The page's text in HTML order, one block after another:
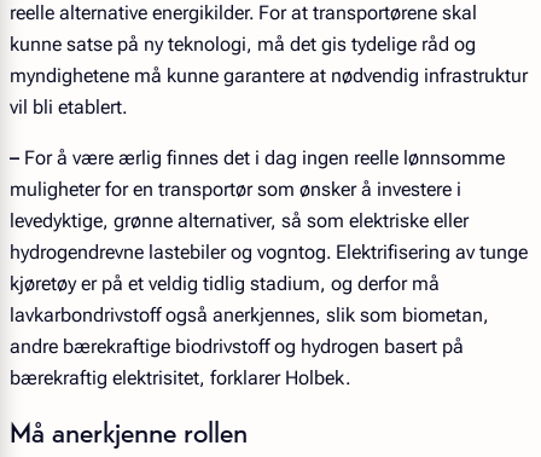
reelle alternative energikilder. For at transportørene skal
kunne satse på ny teknologi, må det gis tydelige råd og
myndighetene må kunne garantere at nødvendig infrastruktur
vil bli etablert.
– For å være ærlig finnes det i dag ingen reelle lønnsomme
muligheter for en transportør som ønsker å investere i
levedyktige, grønne alternativer, så som elektriske eller
hydrogendrevne lastebiler og vogntog. Elektrifisering av tunge
kjøretøy er på et veldig tidlig stadium, og derfor må
lavkarbondrivstoff også anerkjennes, slik som biometan,
andre bærekraftige biodrivstoff og hydrogen basert på
bærekraftig elektrisitet, forklarer Holbek.
Må anerkjenne rollen